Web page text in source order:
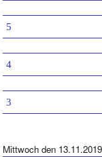
5
4
3
Mittwoch den 13.11.2019